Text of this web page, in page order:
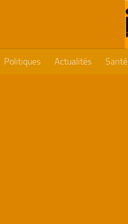
Politiques Actualités Santé